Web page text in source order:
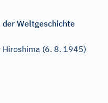
Weltgeschichte
(6. 8. 1945)